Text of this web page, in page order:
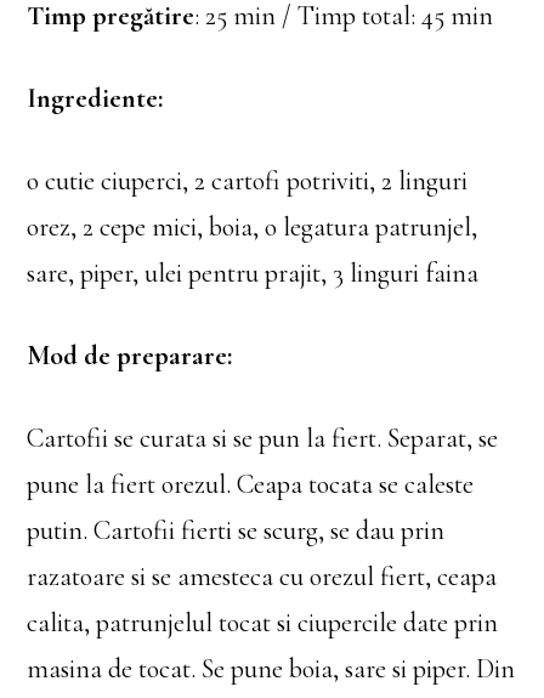
Timp pregătire: 25 min / Timp total: 45 min
Ingrediente:
o cutie ciuperci, 2 cartofi potriviti, 2 linguri
orez, 2 cepe mici, boia, o legatura patrunjel,
sare, piper, ulei pentru prajit, 3 linguri faina
Mod de preparare:
Cartofii se curata si se pun la fiert. Separat, se
pune la fiert orezul. Ceapa tocata se caleste
putin. Cartofii fierti se scurg, se dau prin
razatoare si se amesteca cu orezul fiert, ceapa
calita, patrunjelul tocat si ciupercile date prin
masina de tocat. Se pune boia, sare si piper. Din